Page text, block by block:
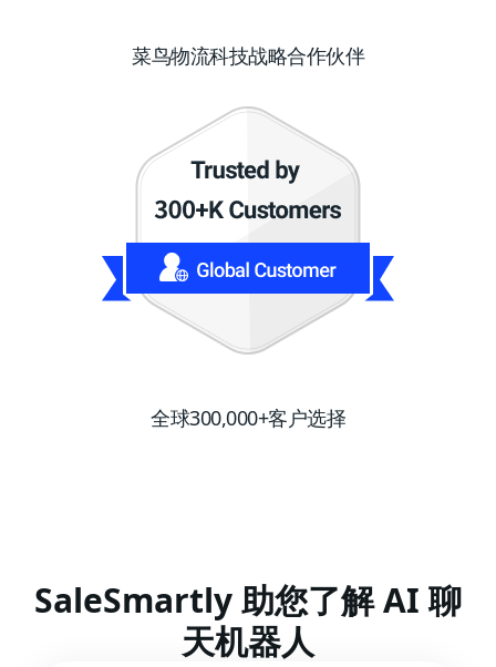
菜鸟物流科技战略合作伙伴
全球300,000+客户选择
SaleSmartly 助您了解 AI 聊
天机器人